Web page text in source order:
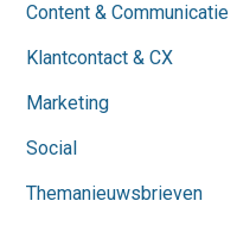
Content & Communicatie
Klantcontact & CX
Marketing
Social
Themanieuwsbrieven